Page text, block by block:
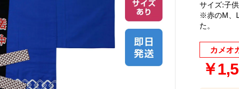
サイズ:子
※赤のM、
た。
カメオ
￥